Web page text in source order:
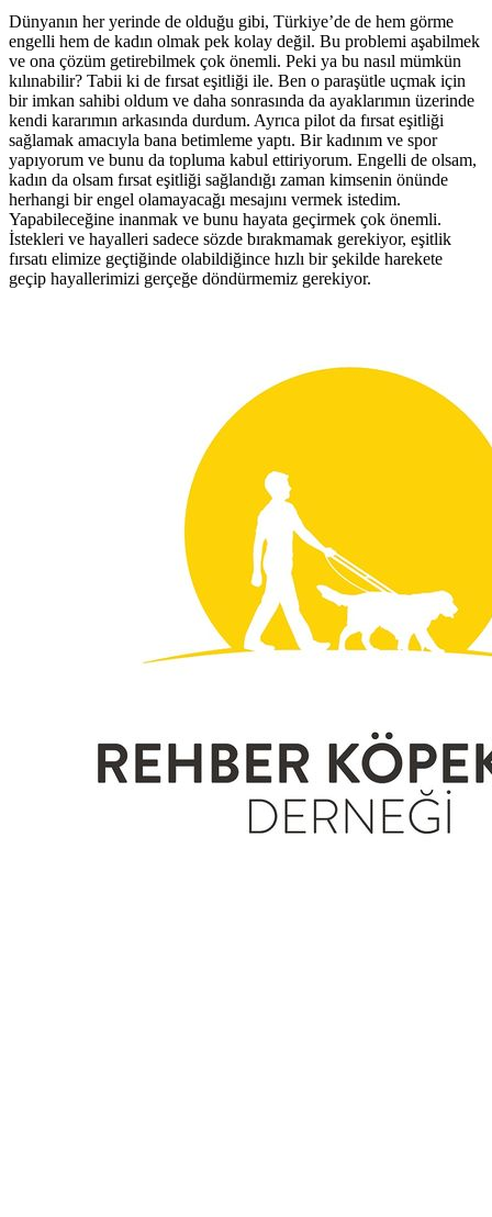
Dünyanın her yerinde de olduğu gibi, Türkiye’de de hem görme
engelli hem de kadın olmak pek kolay değil. Bu problemi aşabilmek
ve ona çözüm getirebilmek çok önemli. Peki ya bu nasıl mümkün
kılınabilir? Tabii ki de fırsat eşitliği ile. Ben o paraşütle uçmak için
bir imkan sahibi oldum ve daha sonrasında da ayaklarımın üzerinde
kendi kararımın arkasında durdum. Ayrıca pilot da fırsat eşitliği
sağlamak amacıyla bana betimleme yaptı. Bir kadınım ve spor
yapıyorum ve bunu da topluma kabul ettiriyorum. Engelli de olsam,
kadın da olsam fırsat eşitliği sağlandığı zaman kimsenin önünde
herhangi bir engel olamayacağı mesajını vermek istedim.
Yapabileceğine inanmak ve bunu hayata geçirmek çok önemli.
İstekleri ve hayalleri sadece sözde bırakmamak gerekiyor, eşitlik
fırsatı elimize geçtiğinde olabildiğince hızlı bir şekilde harekete
geçip hayallerimizi gerçeğe döndürmemiz gerekiyor.